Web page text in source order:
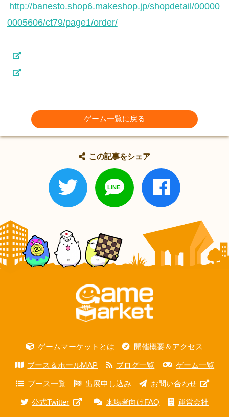
http://banesto.shop6.makeshop.jp/shopdetail/00000
0005606/ct79/page1/order/
ゲーム一覧に戻る
この記事をシェア
ゲームマーケットとは 開催概要＆アクセス
ブース＆ホールMAP ブログ一覧 ゲーム一覧
ブース一覧 出展申し込み お問い合わせ
公式Twitter 来場者向けFAQ 運営会社